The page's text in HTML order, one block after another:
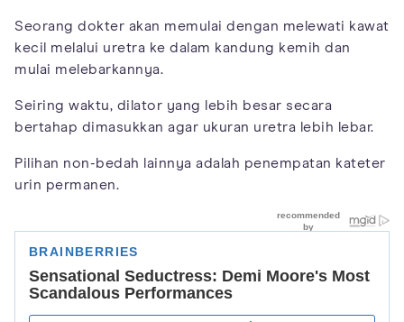
Seorang dokter akan memulai dengan melewati kawat
kecil melalui uretra ke dalam kandung kemih dan
mulai melebarkannya.
Seiring waktu, dilator yang lebih besar secara
bertahap dimasukkan agar ukuran uretra lebih lebar.
Pilihan non-bedah lainnya adalah penempatan kateter
urin permanen.